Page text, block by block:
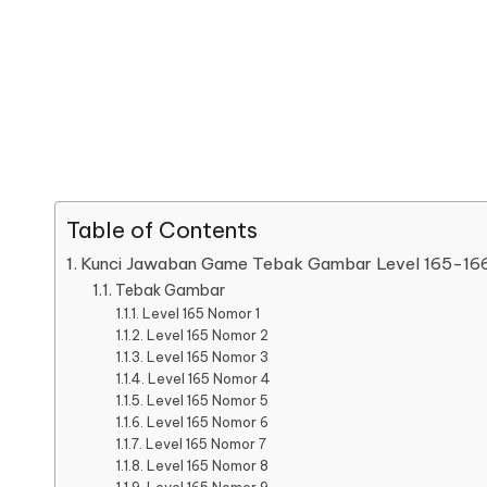
Table of Contents
Kunci Jawaban Game Tebak Gambar Level 165-
Tebak Gambar
Level 165 Nomor 1
Level 165 Nomor 2
Level 165 Nomor 3
Level 165 Nomor 4
Level 165 Nomor 5
Level 165 Nomor 6
Level 165 Nomor 7
Level 165 Nomor 8